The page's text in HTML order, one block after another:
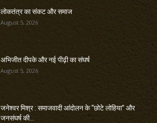
लोकतंत्र का संकट और समाज
August 5, 2026
अभिजीत दीपके और नई पीढ़ी का संघर्ष
August 5, 2026
जनेश्वर मिश्र : समाजवादी आंदोलन के “छोटे लोहिया” और
जनसंघर्ष की...